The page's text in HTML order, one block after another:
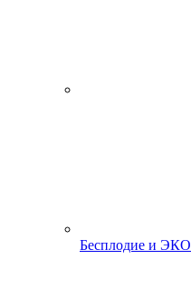
Бесплодие и ЭКО